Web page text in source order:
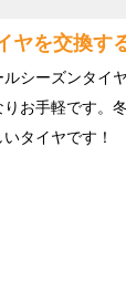
ヤを交換す
シーズンタイ
お手軽です。
タイヤです！